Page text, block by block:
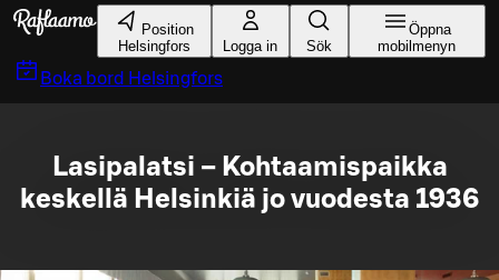
Gå till huvudinnehållet
Position
Helsingfors
Logga in Sök
Öppna
mobilmenyn
Boka bord Helsingfors
Lasipalatsi – Kohtaamispaikka
keskellä Helsinkiä jo vuodesta 1936